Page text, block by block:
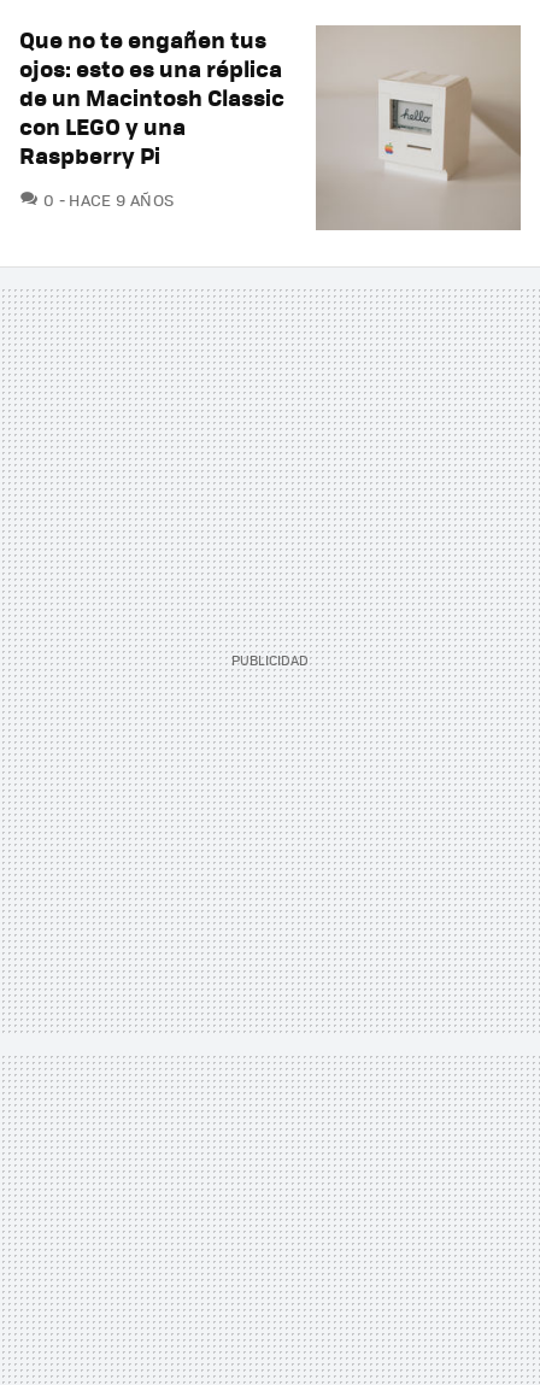
Que no te engañen tus
ojos: esto es una réplica
de un Macintosh Classic
con LEGO y una
Raspberry Pi
0 COMENTARIOS
HACE 9 AÑOS